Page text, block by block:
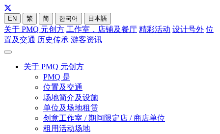
EN 繁 简 한국어 日本語
关于 PMQ 元创方 工作室，店铺及餐厅 精彩活动 设计号外 位
置及交通 历史传承 游客资讯
关于 PMQ 元创方
PMQ 是
位置及交通
场地简介及设施
单位及场地租赁
创意工作室 / 期间限定店 / 商店单位
租用活动场地